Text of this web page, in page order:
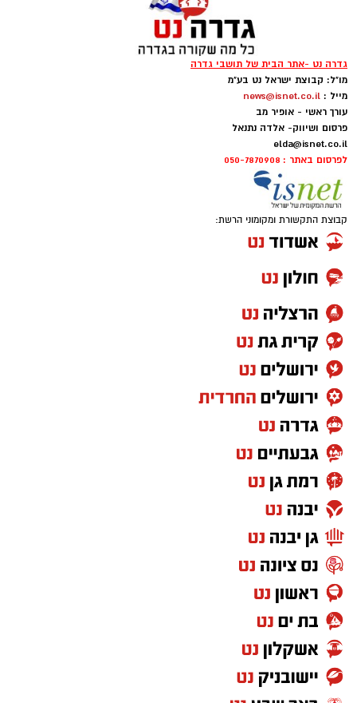
אופטימי, נטול בושה ומוביל עונג.
גדרה נט -אתר הבית של תושבי גדרה
מו"ל: קבוצת ישראל נט בע"מ
מייל : news@isnet.co.il
עורך ראשי - אופיר מב
פרסום ושיווק- אלדה נתנאל
elda@isnet.co.il
לפרסום באתר : 050-7870908
קבוצת התקשורת ומקומוני הרשת: